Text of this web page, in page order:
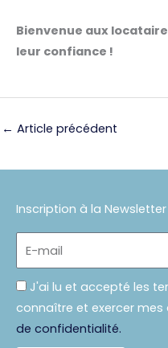
Bienvenue aux
leur confiance !
← Article précédent
Inscription à la Newsletter
Politique
J'ai lu et accepté les
connaître et exercer mes
de confidentialité.